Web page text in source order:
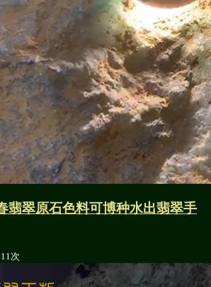
翡翠原石色料可博种水出翡翠手
次